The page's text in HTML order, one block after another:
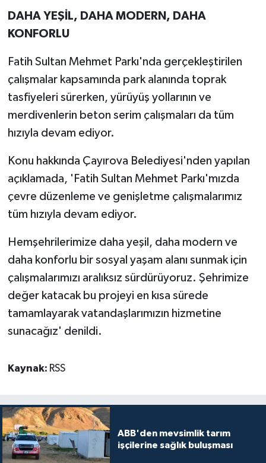
DAHA YEŞİL, DAHA MODERN, DAHA
KONFORLU
Fatih Sultan Mehmet Parkı'nda gerçekleştirilen
çalışmalar kapsamında park alanında toprak
tasfiyeleri sürerken, yürüyüş yollarının ve
merdivenlerin beton serim çalışmaları da tüm
hızıyla devam ediyor.
Konu hakkında Çayırova Belediyesi'nden yapılan
açıklamada, 'Fatih Sultan Mehmet Parkı'mızda
çevre düzenleme ve genişletme çalışmalarımız
tüm hızıyla devam ediyor.
Hemşehrilerimize daha yeşil, daha modern ve
daha konforlu bir sosyal yaşam alanı sunmak için
çalışmalarımızı aralıksız sürdürüyoruz. Şehrimize
değer katacak bu projeyi en kısa sürede
tamamlayarak vatandaşlarımızın hizmetine
sunacağız' denildi.
Kaynak: RSS
ABB'den mevsimlik tarım
işçilerine sağlık buluşması